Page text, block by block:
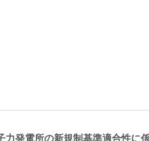
力発電所の新規制基準適合性に